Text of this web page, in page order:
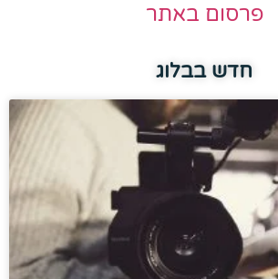
פרסום באתר
חדש בבלוג